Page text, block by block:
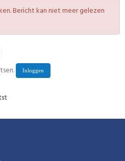
Bericht kan niet meer gelezen
Inloggen